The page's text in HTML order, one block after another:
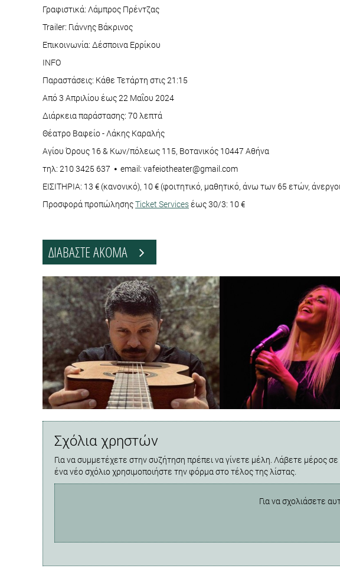
Γραφιστικά: Λάμπρος Πρέντζας
Trailer: Γιάννης Βάκρινος
Επικοινωνία: Δέσποινα Ερρίκου
INFO
Παραστάσεις: Κάθε Τετάρτη στις 21:15
Από 3 Απριλίου έως 22 Μαΐου 2024
Διάρκεια παράστασης: 70 λεπτά
Θέατρο Βαφείο - Λάκης Καραλής
Αγίου Όρους 16 & Κων/πόλεως 115, Βοτανικός 10447 Αθήνα
τηλ: 210 3425 637 ⦁ email: vafeiotheater@gmail.com
ΕΙΣΙΤΗΡΙΑ: 13 € (κανονικό), 10 € (φοιτητικό, μαθητικό, άνω των 65 ετών,
Προσφορά προπώλησηςTicket Servicesέως 30/3: 10 €
ΔΙΑΒΑΣΤΕ ΑΚΟΜΑ
Σχόλια χρηστών
Για να συμμετέχετε στην συζήτηση πρέπει να γίνετε μέλη. Λάβετε μέρος
ένα νέο σχόλιο χρησιμοποιήστε την φόρμα στο τέλος της λίστας.
Για να σχολιάσετε